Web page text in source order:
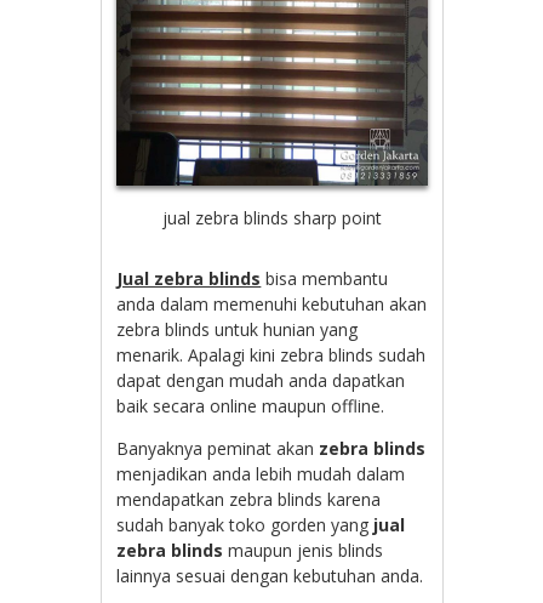
jual zebra blinds sharp point
Jual zebra blinds bisa membantu
anda dalam memenuhi kebutuhan akan
zebra blinds untuk hunian yang
menarik. Apalagi kini zebra blinds sudah
dapat dengan mudah anda dapatkan
baik secara online maupun offline.
Banyaknya peminat akan zebra blinds
menjadikan anda lebih mudah dalam
mendapatkan zebra blinds karena
sudah banyak toko gorden yang jual
zebra blinds maupun jenis blinds
lainnya sesuai dengan kebutuhan anda.